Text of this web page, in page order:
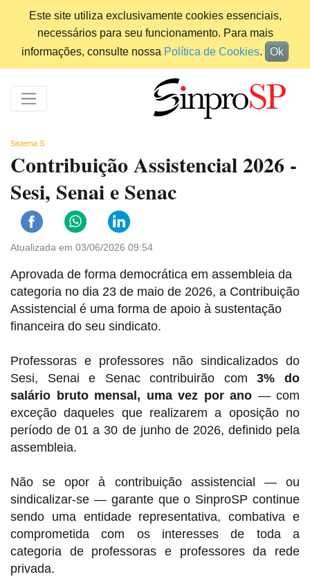
Este site utiliza exclusivamente cookies essenciais,
necessários para seu funcionamento. Para mais
informações, consulte nossa Política de Cookies. Ok
Sistema S
Contribuição Assistencial 2026 -
Sesi, Senai e Senac
Atualizada em 03/06/2026 09:54
Aprovada de forma democrática em assembleia da
categoria no dia 23 de maio de 2026, a Contribuição
Assistencial é uma forma de apoio à sustentação
financeira do seu sindicato.
Professoras e professores não sindicalizados do
Sesi, Senai e Senac contribuirão com3% do
salário bruto mensal, uma vez por ano — com
exceção daqueles que realizarem a oposição no
período de 01 a 30 de junho de 2026, definido pela
assembleia.
Não se opor à contribuição assistencial — ou
sindicalizar-se — garante que o SinproSP continue
sendo uma entidade representativa, combativa e
comprometida com os interesses de toda a
categoria de professoras e professores da rede
privada.